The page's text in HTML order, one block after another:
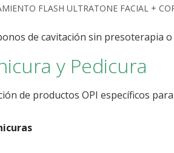
FLASH ULTRATONE FACIAL +
de cavitación sin presoterapia
y Pedicura
de productos OPI específicos